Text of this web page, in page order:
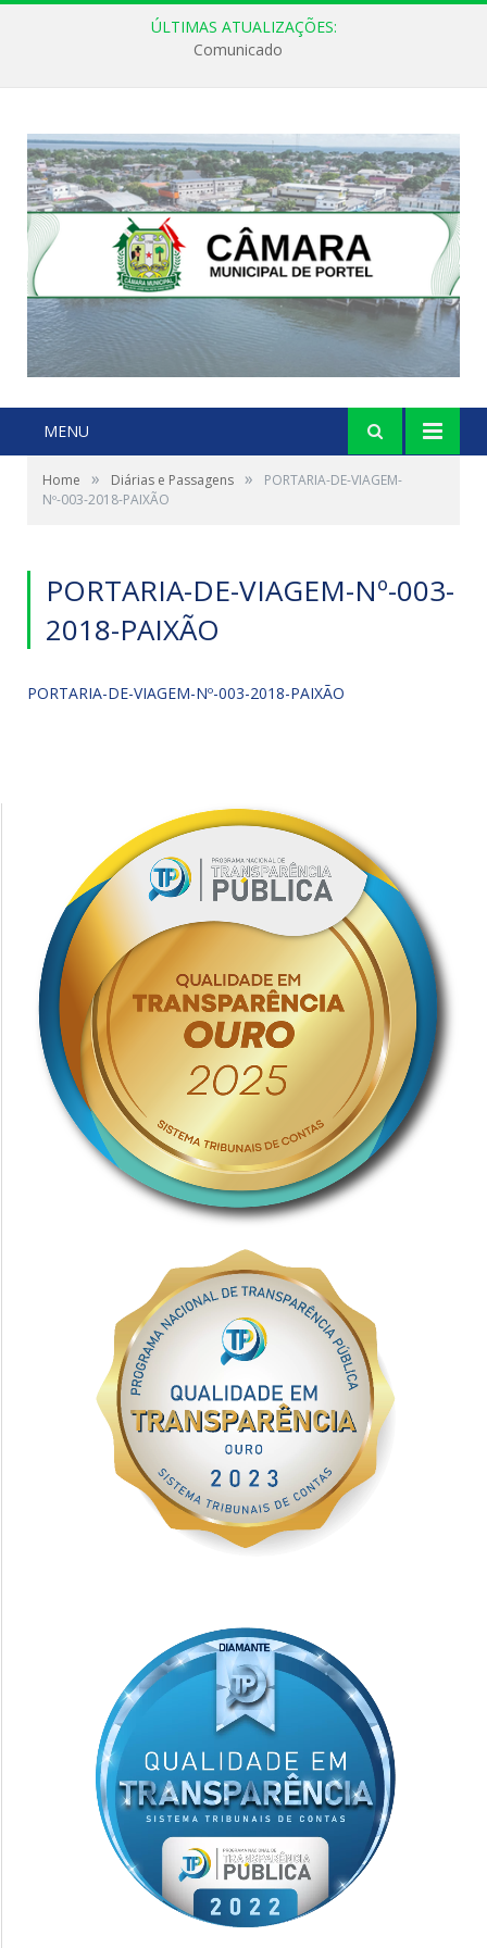
ÚLTIMAS ATUALIZAÇÕES:
Comunicado
MENU
Home » Diárias e Passagens »
PORTARIA-DE-VIAGEM-
Nº-003-2018-PAIXÃO
PORTARIA-DE-VIAGEM-Nº-003-
2018-PAIXÃO
PORTARIA-DE-VIAGEM-Nº-003-2018-PAIXÃO